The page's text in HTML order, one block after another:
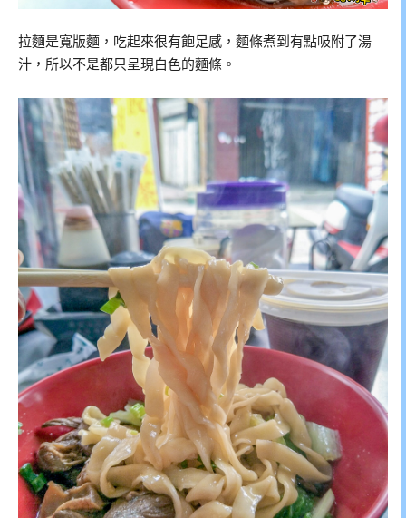
拉麵是寬版麵，吃起來很有飽足感，麵條煮到有點吸附了湯
汁，所以不是都只呈現白色的麵條。